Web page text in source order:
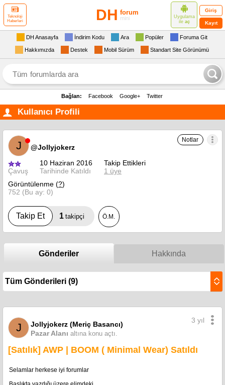
Teknoloji
Haberleri
DH forum
mini
Uygulama
ile aç
Giriş
Kayıt
DH Anasayfa İndirim Kodu Ara Popüler Foruma Git
Hakkımızda Destek Mobil Sürüm Standart Site Görünümü
Bağlan: Facebook Google+ Twitter
Kullanıcı Profili
J @Jollyjokerz
Notlar
Çavuş
10 Haziran 2016
Tarihinde Katıldı
Takip Ettikleri
1 üye
Görüntülenme (?)
752 (Bu ay: 0)
Takip Et 1 takipçi Ö.M.
Gönderiler Hakkında
J
Jollyjokerz (Meriç Basancı)
Pazar Alanı altına konu açtı.
3 yıl
[Satılık] AWP | BOOM ( Minimal Wear) Satıldı
Selamlar herkese iyi forumlar